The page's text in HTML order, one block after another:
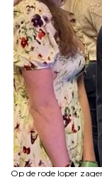
Op de rode loper